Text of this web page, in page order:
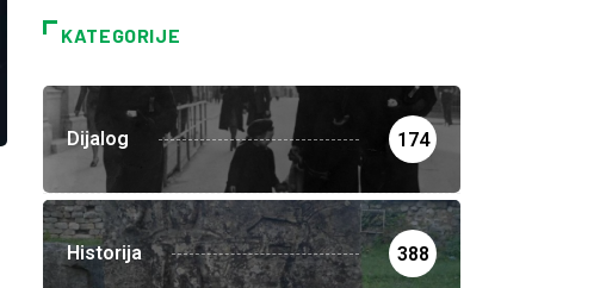
KATEGORIJE
Dijalog 174
Historija 388